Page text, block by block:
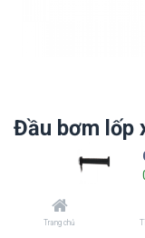
Trang chủ
Đầu bơm lốp
đầu ren)
Thêm vào danh